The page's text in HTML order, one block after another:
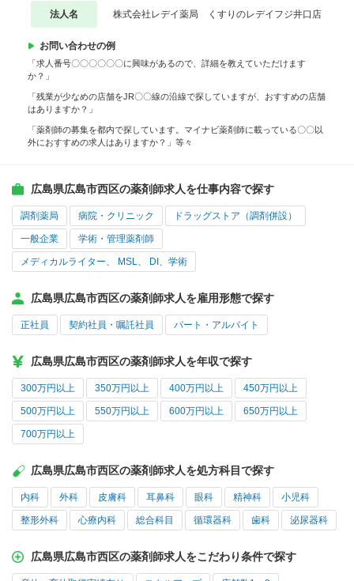
法人名 株式会社レデイ薬局 くすりのレデイフジ井口店
お問い合わせの例
「求人番号〇〇〇〇〇〇に興味があるので、詳細を教えていただけます
か？」
「残業が少なめの店舗をJR〇〇線の沿線で探していますが、おすすめの店舗
はありますか？」
「薬剤師の募集を都内で探しています。マイナビ薬剤師に載っている〇〇以
外におすすめの求人はありますか？」等々
広島県広島市西区の薬剤師求人を仕事内容で探す
調剤薬局 病院・クリニック ドラッグストア（調剤併設）
一般企業 学術・管理薬剤師
メディカルライター、 MSL、 DI、学術
広島県広島市西区の薬剤師求人を雇用形態で探す
正社員 契約社員・嘱託社員 パート・アルバイト
広島県広島市西区の薬剤師求人を年収で探す
300万円以上 350万円以上 400万円以上 450万円以上
500万円以上 550万円以上 600万円以上 650万円以上
700万円以上
広島県広島市西区の薬剤師求人を処方科目で探す
内科 外科 皮膚科 耳鼻科 眼科 精神科 小児科
整形外科 心療内科 総合科目 循環器科 歯科 泌尿器科
広島県広島市西区の薬剤師求人をこだわり条件で探す